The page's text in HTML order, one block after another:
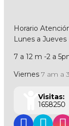
Horario
Lunes a Jueves
7 a 12 m -2 a
Viernes 7 am a
Visitas:
1658250